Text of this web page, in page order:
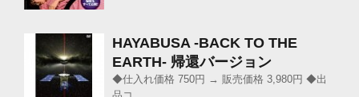
HAYABUSA -BACK TO THE
EARTH- 帰還バージョン
◆仕入れ価格 750円 → 販売価格 3,980円 ◆出